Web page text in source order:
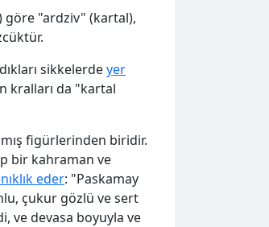
göre "ardziv" (kartal),
sikkelerdeyer
kralları da "kartal
figürlerinden biridir.
bir kahraman ve
eder: "Paskamay
çukur gözlü ve sert
ve devasa boyuyla ve